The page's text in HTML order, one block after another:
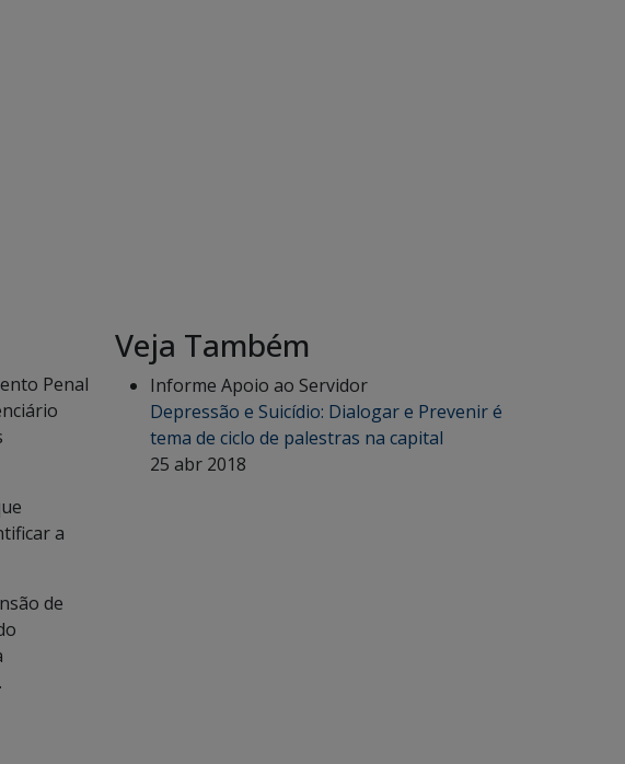
Penal
a
de
Veja Também
Informe Apoio ao Servidor
Depressão e Suicídio: Dialogar e Prevenir é
tema de ciclo de palestras na capital
25 abr 2018